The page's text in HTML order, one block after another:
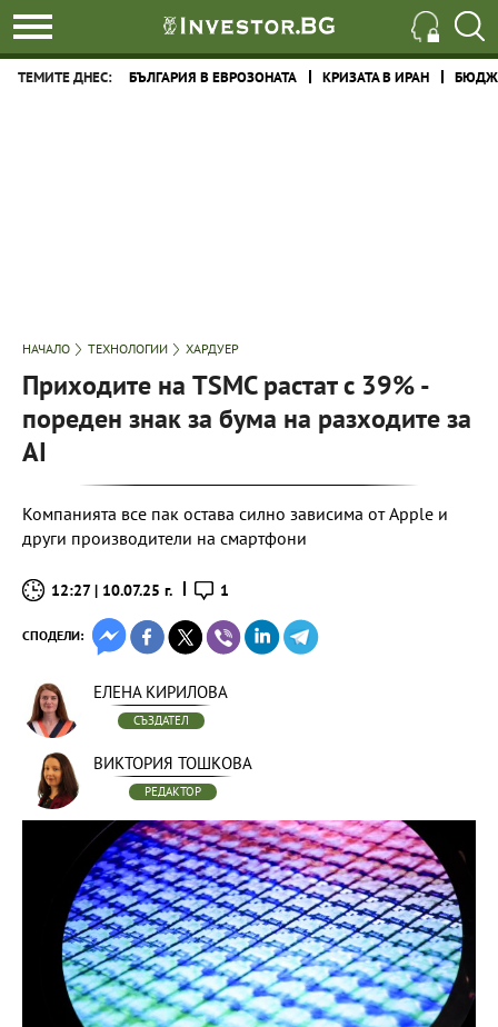
ТЕМИТЕ ДНЕС: БЪЛГАРИЯ В ЕВРОЗОНАТА КРИЗАТА В ИРАН
НАЧАЛО ТЕХНОЛОГИИ ХАРДУЕР
Приходите на TSMC растат с 39% -
пореден знак за бума на разходите за
AI
Компанията все пак остава силно зависима от Apple и
други производители на смартфони
12:27 | 10.07.25 г. 1
СПОДЕЛИ:
ЕЛЕНА КИРИЛОВА
СЪЗДАТЕЛ
ВИКТОРИЯ ТОШКОВА
РЕДАКТОР